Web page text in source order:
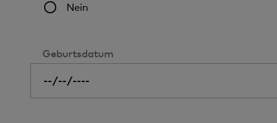
Nein
Geburtsdatum